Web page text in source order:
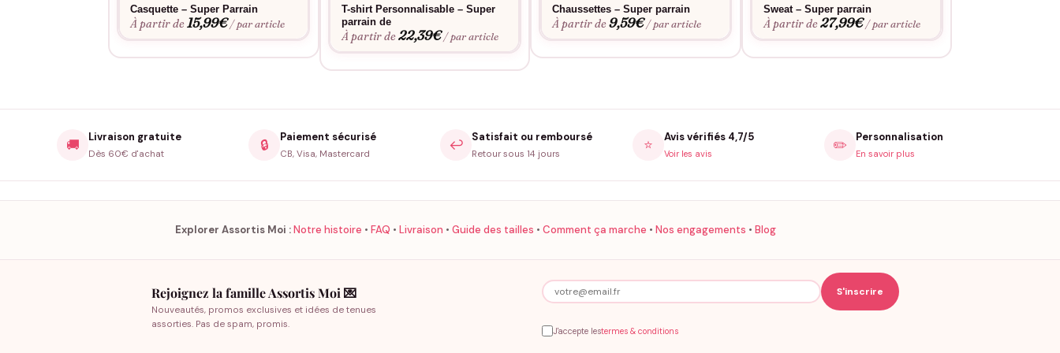
Casquette – Super Parrain
À partir de15,99€ / par article
T-shirt Personnalisable – Super
parrain de
À partir de22,39€ / par article
Chaussettes – Super parrain
À partir de9,59€ / par article
Sweat – Super parrain
À partir de27,99€ / par article
🚚 Livraison gratuite
Dès 60€ d'achat
🔒 Paiement sécurisé
CB, Visa, Mastercard
↩️ Satisfait ou remboursé
Retour sous 14 jours
⭐ Avis vérifiés 4,7/5
Voir les avis ✏️ Personnalisation
En savoir plus
Explorer Assortis Moi :Notre histoire • FAQ • Livraison • Guide des tailles • Comment ça marche • Nos engagements • Blog
Rejoignez la famille Assortis Moi 💌
Nouveautés, promos exclusives et idées de tenues
assorties. Pas de spam, promis.
J'accepte lestermes & conditions